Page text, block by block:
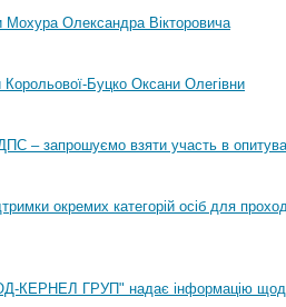
Мохура Олександра Вікторовича
Корольової-Буцко Оксани Олегівни
ДПС – запрошуємо взяти участь в
окремих категорій осіб для
ГРУП" надає інформацію